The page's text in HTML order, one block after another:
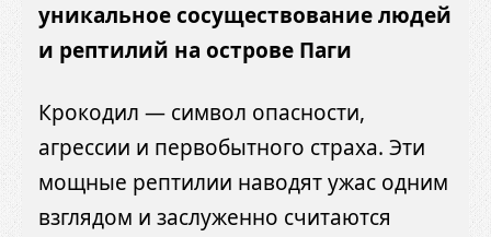
уникальное сосуществование людей
и рептилий на острове Паги
Крокодил — символ опасности,
агрессии и первобытного страха. Эти
мощные рептилии наводят ужас одним
взглядом и заслуженно считаются